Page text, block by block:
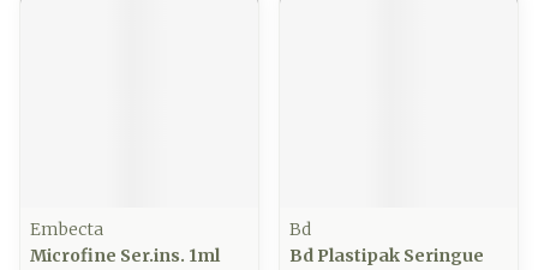
Embecta
Microfine Ser.ins. 1ml
Bd
Bd Plastipak Seringue